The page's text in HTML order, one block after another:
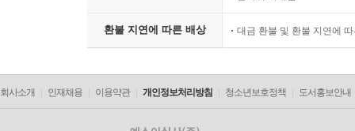
환불 지연에 따른 배상 대금 환불 및 환불 지연에
회사소개 인재채용 이용약관 개인정보처리방침 청소년보호정책 도서홍보안내